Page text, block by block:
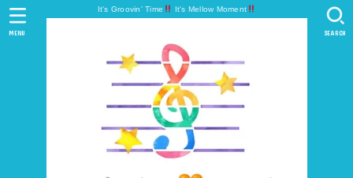
It's Groovin' Time It's Mellow Moment
SEARCH
MENU